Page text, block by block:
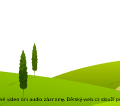
video ani audio záznamy. Dětský-web.cz slouží